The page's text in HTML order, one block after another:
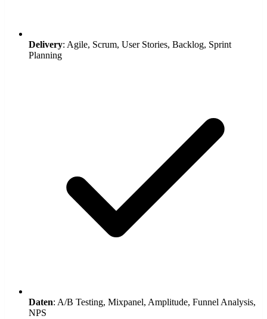
Delivery: Agile, Scrum, User Stories, Backlog, Sprint
Planning
Daten: A/B Testing, Mixpanel, Amplitude, Funnel Analysis,
NPS